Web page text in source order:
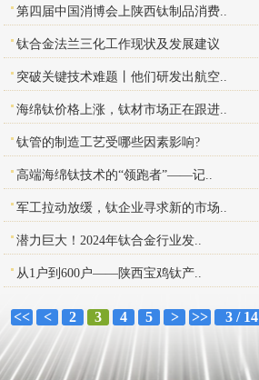
第四届中国消博会上陕西钛制品消费..
钛合金法兰三化工作现状及发展建议
突破关键技术难题丨他们研发出航空..
海绵钛价格上涨，钛材市场正在跟进..
钛管的制造工艺受哪些因素影响?
高端海绵钛技术的“领跑者”——记..
军工拉动放缓，钛企业寻求新的市场..
潜力巨大！2024年钛合金行业发..
从1户到600户——陕西宝鸡钛产..
<< < 2 3 4 5 > >> 3 / 14